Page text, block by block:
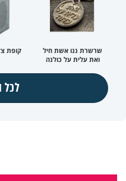
שרשרת ננו אשת חיל
ואת עלית על כולנה
קופת
לכל